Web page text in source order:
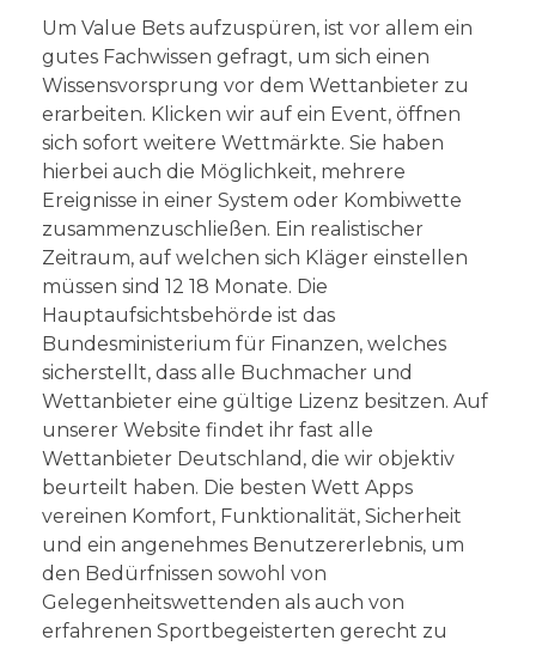
Um Value Bets aufzuspüren, ist vor allem ein
gutes Fachwissen gefragt, um sich einen
Wissensvorsprung vor dem Wettanbieter zu
erarbeiten. Klicken wir auf ein Event, öffnen
sich sofort weitere Wettmärkte. Sie haben
hierbei auch die Möglichkeit, mehrere
Ereignisse in einer System oder Kombiwette
zusammenzuschließen. Ein realistischer
Zeitraum, auf welchen sich Kläger einstellen
müssen sind 12 18 Monate. Die
Hauptaufsichtsbehörde ist das
Bundesministerium für Finanzen, welches
sicherstellt, dass alle Buchmacher und
Wettanbieter eine gültige Lizenz besitzen. Auf
unserer Website findet ihr fast alle
Wettanbieter Deutschland, die wir objektiv
beurteilt haben. Die besten Wett Apps
vereinen Komfort, Funktionalität, Sicherheit
und ein angenehmes Benutzererlebnis, um
den Bedürfnissen sowohl von
Gelegenheitswettenden als auch von
erfahrenen Sportbegeisterten gerecht zu